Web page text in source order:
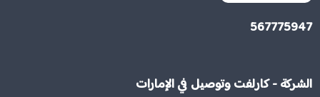
567775947
الشركة - كارلفت وتوصيل في الإمارات